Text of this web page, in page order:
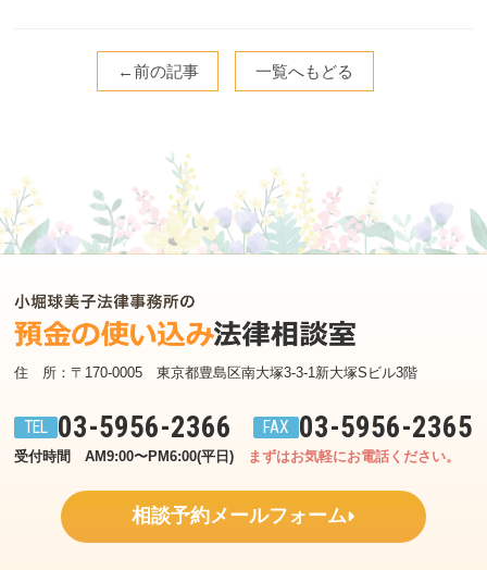
←前の記事 一覧へもどる
住　所：〒170-0005　東京都豊島区南大塚3-3-1新大塚Sビル3階
03-5956-2366 03-5956-2365
受付時間　AM9:00〜PM6:00(平日) まずはお気軽にお電話ください。
相談予約メールフォーム